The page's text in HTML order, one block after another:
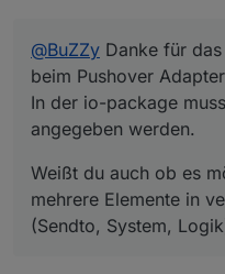
@BuZZy Danke für
beim Pushover
In der io-package
angegeben werden.
Weißt du auch ob es
mehrere Elemente in
(Sendto, System,